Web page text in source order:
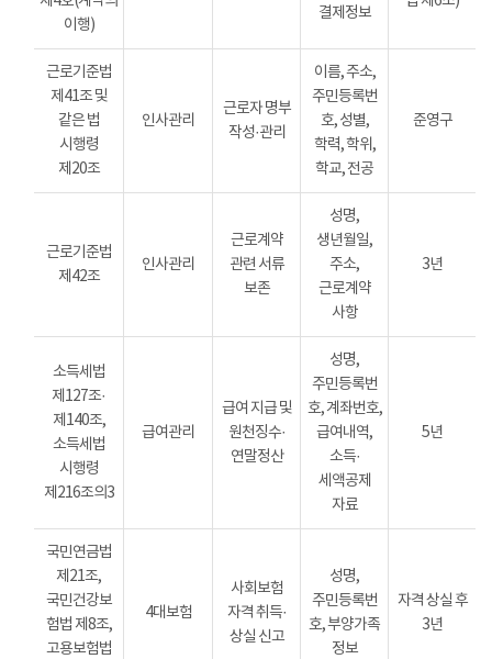
이행)
결제정보
근로기준법
제41조 및
같은 법
시행령
제20조
인사관리
근로자 명부
작성·관리
이름, 주소,
주민등록번
호, 성별,
학력, 학위,
학교, 전공
준영구
근로기준법
제42조
인사관리
근로계약
관련 서류
보존
성명,
생년월일,
주소,
근로계약
사항
3년
소득세법
제127조·
제140조,
소득세법
시행령
제216조의3
급여관리
급여 지급 및
원천징수·
연말정산
성명,
주민등록번
호, 계좌번호,
급여내역,
소득·
세액공제
자료
5년
국민연금법
제21조,
국민건강보
험법 제8조,
고용보험법
4대보험
사회보험
자격 취득·
상실 신고
성명,
주민등록번
호, 부양가족
정보
자격 상실 후
3년